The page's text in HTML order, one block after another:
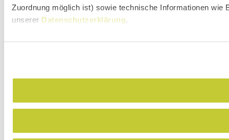
Zuordnung möglich ist) sowie technische Informationen wie
unserer Datenschutzerklärung.